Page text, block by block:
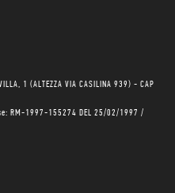
1 (ALTEZZA VIA CASILINA 939) - CAP
RM-1997-155274 DEL 25/02/1997 /